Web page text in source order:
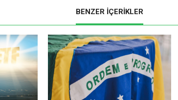
BENZER İÇERİKLER